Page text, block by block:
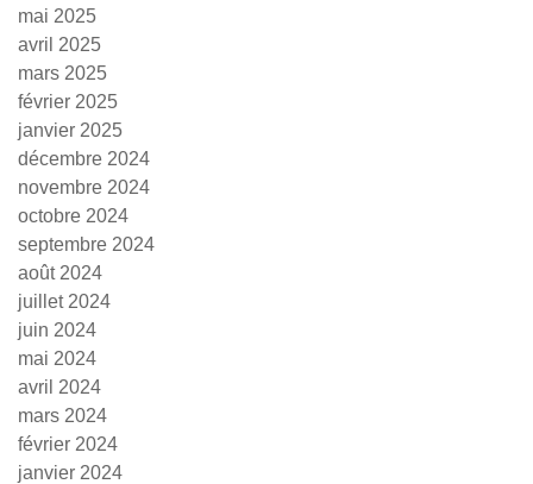
mai 2025
avril 2025
mars 2025
février 2025
janvier 2025
décembre 2024
novembre 2024
octobre 2024
septembre 2024
août 2024
juillet 2024
juin 2024
mai 2024
avril 2024
mars 2024
février 2024
janvier 2024